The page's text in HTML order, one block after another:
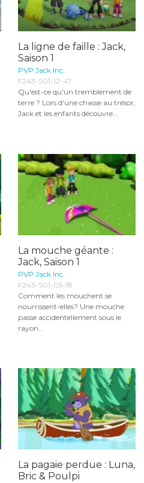
La ligne de faille : Jack,
Saison 1
PVP Jack Inc.
F243-S01-12-47
Qu'est-ce qu'un tremblement de
terre ? Lors d'une chasse au trésor,
Jack et les enfants découvre...
La mouche géante :
Jack, Saison 1
PVP Jack Inc.
F243-S01-05-18
Comment les mouchent se
nourrissent-elles? Une mouche
passe accidentellement sous le
rayon...
La pagaie perdue : Luna,
Bric & Poulpi